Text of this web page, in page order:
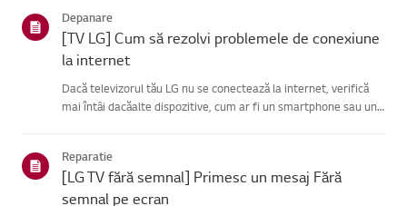
Depanare
[TV LG] Cum să rezolvi problemele de conexiune
la internet
Dacă televizorul tău LG nu se conectează la internet, verifică
mai întâi dacăalte dispozitive, cum ar fi un smartphone sau un
Reparatie
[LG TV fără semnal] Primesc un mesaj Fără
semnal pe ecran